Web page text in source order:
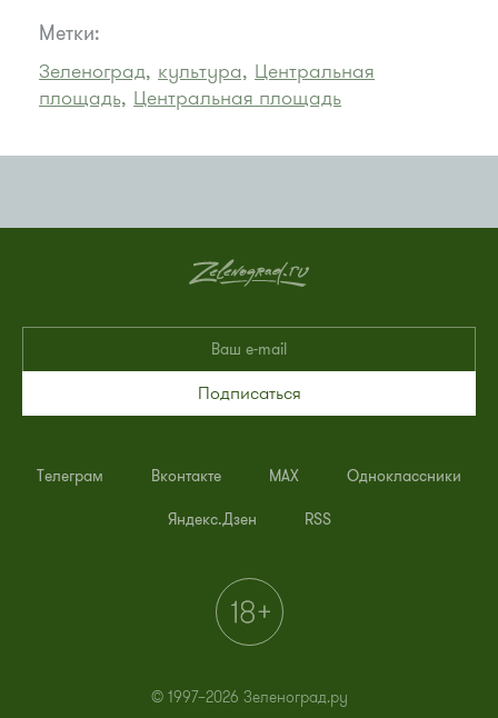
Метки:
Зеленоград, культура, Центральная
площадь, Центральная площадь
Подписаться
Телеграм Вконтакте MAX Одноклассники
Яндекс.Дзен RSS
© 1997–2026 Зеленоград.ру